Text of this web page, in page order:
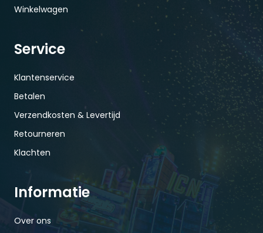
Winkelwagen
Service
Klantenservice
Betalen
Verzendkosten & Levertijd
Retourneren
Klachten
Informatie
Over ons